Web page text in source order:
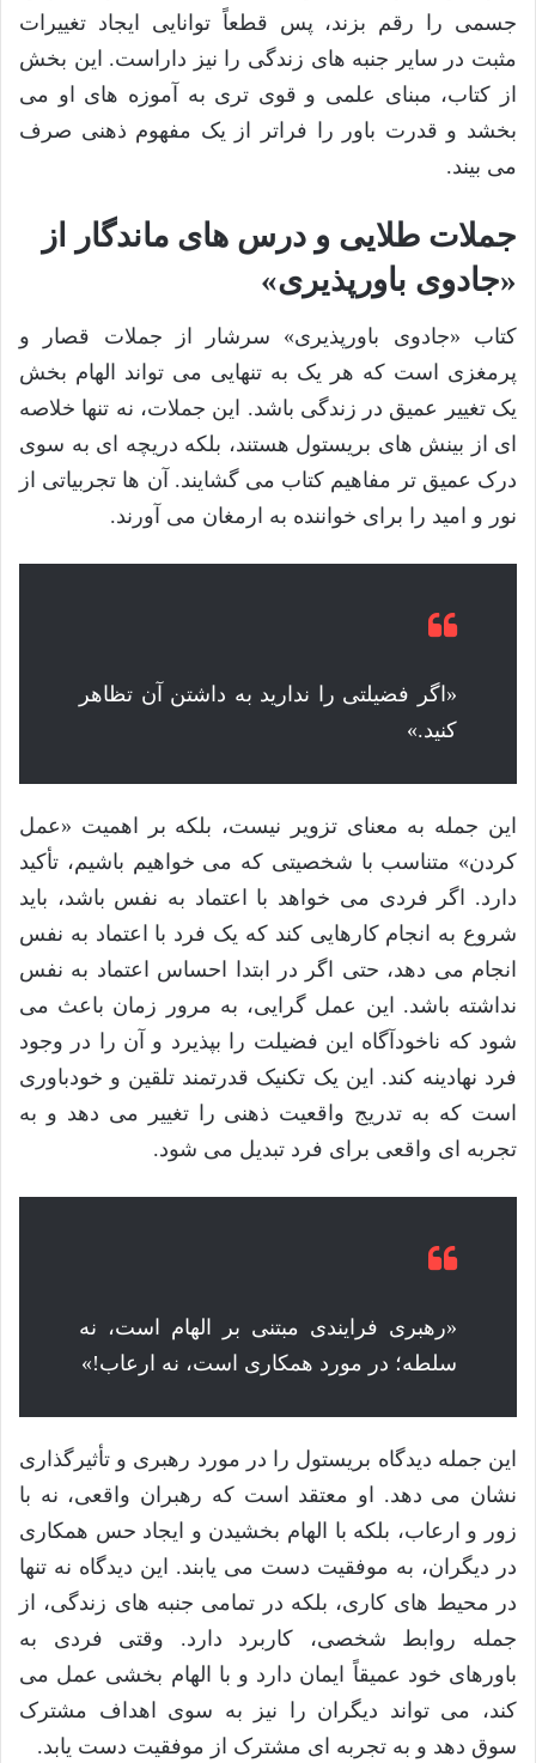
جسمی را رقم بزند، پس قطعاً توانایی ایجاد تغییرات
مثبت در سایر جنبه های زندگی را نیز داراست. این بخش
از کتاب، مبنای علمی و قوی تری به آموزه های او می
بخشد و قدرت باور را فراتر از یک مفهوم ذهنی صرف
می بیند.
جملات طلایی و درس های ماندگار از
«جادوی باورپذیری»
کتاب «جادوی باورپذیری» سرشار از جملات قصار و
پرمغزی است که هر یک به تنهایی می تواند الهام بخش
یک تغییر عمیق در زندگی باشد. این جملات، نه تنها خلاصه
ای از بینش های بریستول هستند، بلکه دریچه ای به سوی
درک عمیق تر مفاهیم کتاب می گشایند. آن ها تجربیاتی از
نور و امید را برای خواننده به ارمغان می آورند.
«اگر فضیلتی را ندارید به داشتن آن تظاهر
کنید.»
این جمله به معنای تزویر نیست، بلکه بر اهمیت «عمل
کردن» متناسب با شخصیتی که می خواهیم باشیم، تأکید
دارد. اگر فردی می خواهد با اعتماد به نفس باشد، باید
شروع به انجام کارهایی کند که یک فرد با اعتماد به نفس
انجام می دهد، حتی اگر در ابتدا احساس اعتماد به نفس
نداشته باشد. این عمل گرایی، به مرور زمان باعث می
شود که ناخودآگاه این فضیلت را بپذیرد و آن را در وجود
فرد نهادینه کند. این یک تکنیک قدرتمند تلقین و خودباوری
است که به تدریج واقعیت ذهنی را تغییر می دهد و به
تجربه ای واقعی برای فرد تبدیل می شود.
«رهبری فرایندی مبتنی بر الهام است، نه
سلطه؛ در مورد همکاری است، نه ارعاب!»
این جمله دیدگاه بریستول را در مورد رهبری و تأثیرگذاری
نشان می دهد. او معتقد است که رهبران واقعی، نه با
زور و ارعاب، بلکه با الهام بخشیدن و ایجاد حس همکاری
در دیگران، به موفقیت دست می یابند. این دیدگاه نه تنها
در محیط های کاری، بلکه در تمامی جنبه های زندگی، از
جمله روابط شخصی، کاربرد دارد. وقتی فردی به
باورهای خود عمیقاً ایمان دارد و با الهام بخشی عمل می
کند، می تواند دیگران را نیز به سوی اهداف مشترک
سوق دهد و به تجربه ای مشترک از موفقیت دست یابد.